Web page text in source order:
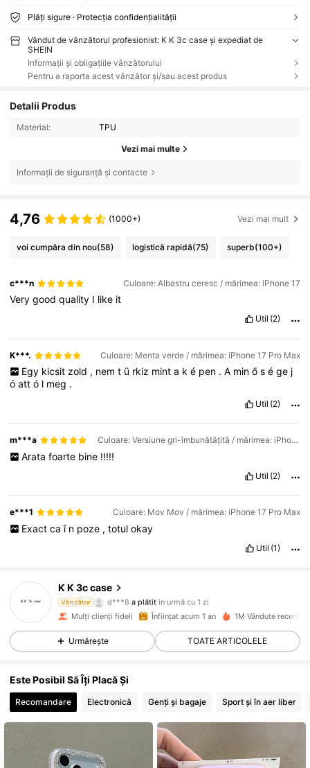
Plăți sigure · Protecția confidențialității
Vândut de vânzătorul profesionist: K K 3c case și expediat de
SHEIN
Informații și obligațiile vânzătorului
Pentru a raporta acest vânzător și/sau acest produs
Detalii Produs
Material: TPU
Vezi mai multe
Informații de siguranță și contacte
4,76 (1000+) Vezi mai mult
voi cumpăra din nou(58) logistică rapidă(75) superb(100+)
c***n Culoare: Albastru ceresc / mărimea: iPhone 17
Verygoodquality I like it
Util (2)
K***. Culoare: Menta verde / mărimea: iPhone 17 Pro Max
Egy kicsit zold , nem t ü rkiz mint a k é pen . A min ő s é ge j
óattó l meg .
Util (2)
m***a Culoare: Versiune gri-îmbunătățită / mărimea: iPhone 13
Arata foarte bine !!!!!
Util (2)
e***1 Culoare: Mov Mov / mărimea: iPhone 17 Pro Max
Exact caî n poze , totul okay
Util (1)
K K 3c case
Vânzător
4,90
d***8 a plătit în urmă cu 1 zi
m***6
a început să urmărească pe în urmă cu 12 ore
4,90 22K Urmăritori
4,90 22K Urmăritori
22K Urmăritori
Mulți clienți fideli Înființat acum 1 an 1M Vândute recent
Urmărește TOATE ARTICOLELE
Este Posibil Să Îți Placă Și
Recomandare Electronică Genți și bagaje Sport și în aer liber